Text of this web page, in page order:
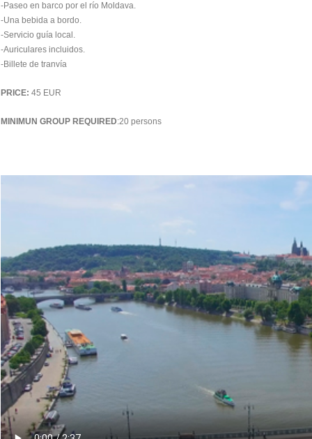
-Paseo en barco por el río Moldava.
-Una bebida a bordo.
-Servicio guía local.
-Auriculares incluidos.
-Billete de tranvía
PRICE: 45 EUR
MINIMUN GROUP REQUIRED:20 persons